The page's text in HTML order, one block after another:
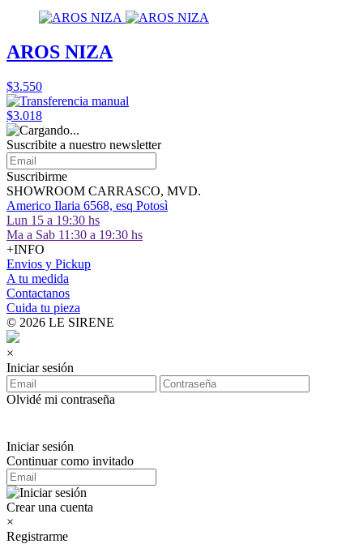
AROS NIZA
$3.550
$3.018
Suscribite a nuestro newsletter
Suscribirme
SHOWROOM CARRASCO, MVD.
Americo Ilaria 6568, esq Potosì
Lun 15 a 19:30 hs
Ma a Sab 11:30 a 19:30 hs
+INFO
Envios y Pickup
A tu medida
Contactanos
Cuida tu pieza
© 2026 LE SIRENE
×
Iniciar sesión
Olvidé mi contraseña
Iniciar sesión
Continuar como invitado
Crear una cuenta
×
Registrarme